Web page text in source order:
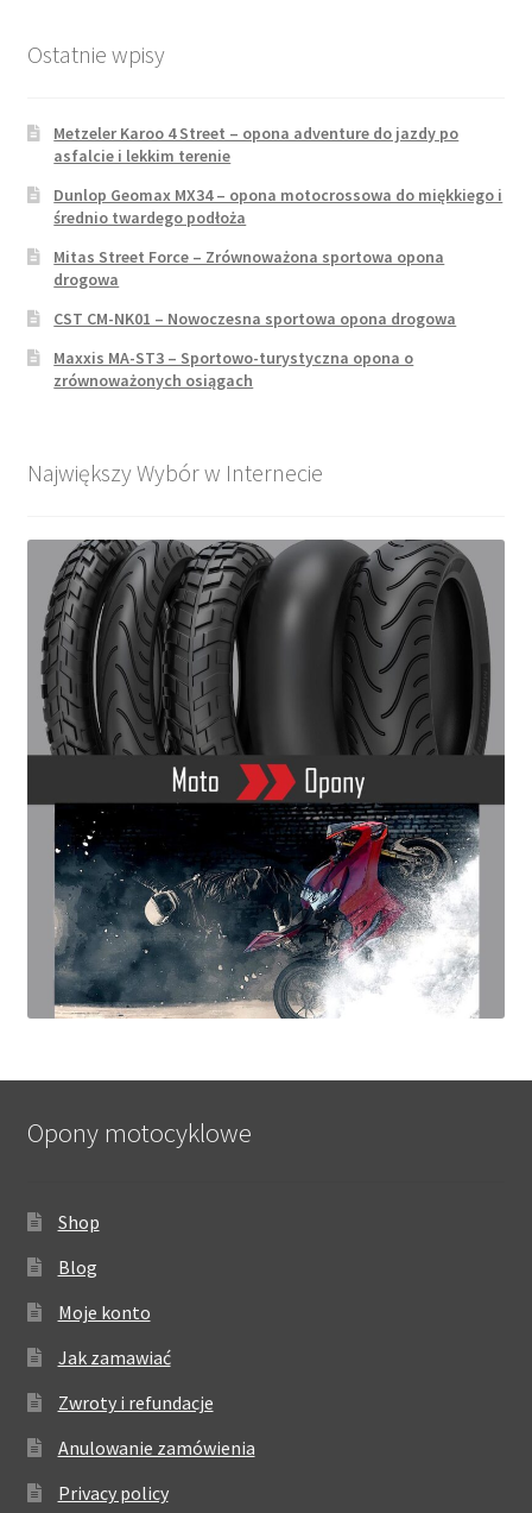
Ostatnie wpisy
Metzeler Karoo 4 Street – opona adventure do jazdy po
asfalcie i lekkim terenie
Dunlop Geomax MX34 – opona motocrossowa do miękkiego i
średnio twardego podłoża
Mitas Street Force – Zrównoważona sportowa opona
drogowa
CST CM-NK01 – Nowoczesna sportowa opona drogowa
Maxxis MA-ST3 – Sportowo-turystyczna opona o
zrównoważonych osiągach
Największy Wybór w Internecie
Opony motocyklowe
Shop
Blog
Moje konto
Jak zamawiać
Zwroty i refundacje
Anulowanie zamówienia
Privacy policy